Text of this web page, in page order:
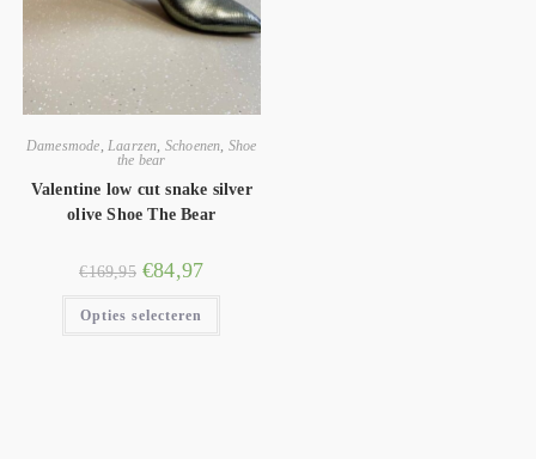
Damesmode Laarzen Schoenen Shoe
the bear
Valentine low cut snake silver
olive Shoe The Bear
€169,95 €84,97
Opties selecteren